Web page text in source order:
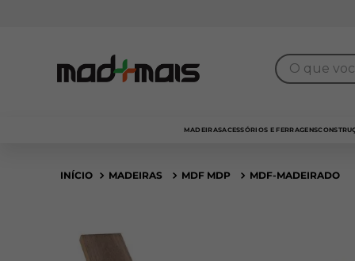
O que você
MADEIRASACESSÓRIOS E FERRAGENS
MADEIRAS MDF MDP MDF-MADEIRADO